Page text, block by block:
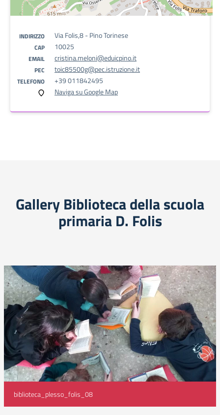
INDIRIZZO Via Folis,8 - Pino Torinese
CAP 10025
EMAIL cristina.meloni@eduicpino.it
PEC toic85500g@pec.istruzione.it
TELEFONO
+39 011842495
Naviga su Google Map
Gallery Biblioteca della scuola
primaria D. Folis
biblioteca_plesso_folis_08